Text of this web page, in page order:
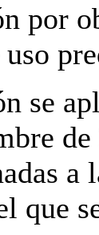
por
se
que